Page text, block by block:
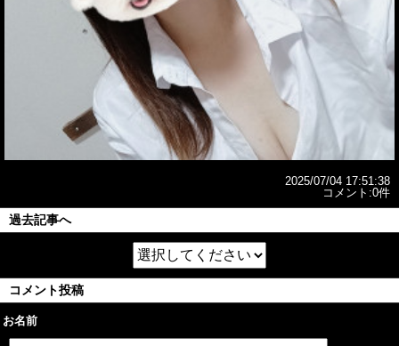
2025/07/04 17:51:38
コメント:0件
過去記事へ
コメント投稿
お名前